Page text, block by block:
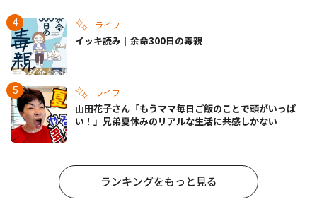
ライフ
イッキ読み｜余命300日の毒親
ライフ
山田花子さん「もうママ毎日ご飯のことで頭がいっぱ
い！」兄弟夏休みのリアルな生活に共感しかない
ランキングをもっと見る